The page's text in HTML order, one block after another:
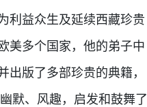
益众生及延续西藏珍贵
美多个国家，他的弟子中
版了多部珍贵的典籍，
默、风趣，启发和鼓舞了